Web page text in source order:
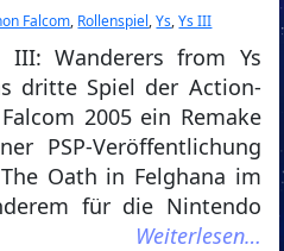
Falcom, Rollenspiel,Ys,Ys III
III: Wanderers from Ys
dritte Spiel der Action-
2005 ein Remake
PSP-Veröffentlichung
Oath in Felghana im
für die Nintendo
Weiterlesen…